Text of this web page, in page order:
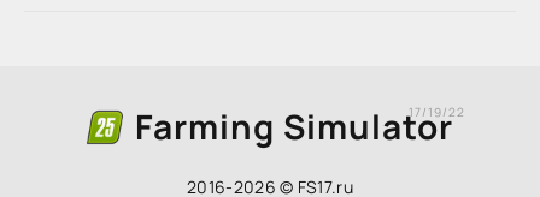
Farming Simulator
17/19/22
2016-2026 © FS17.ru